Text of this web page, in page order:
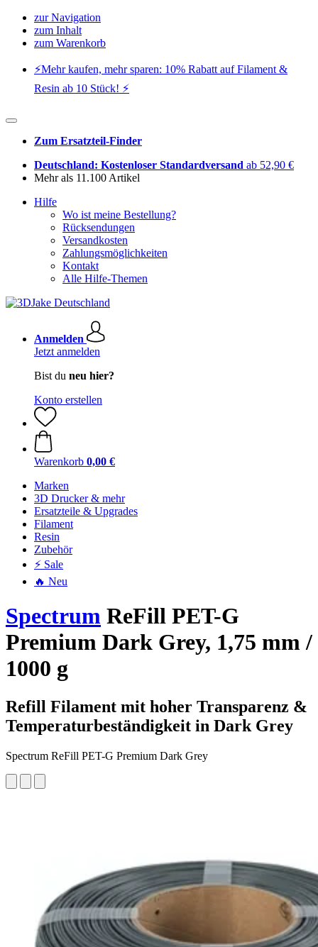
zur Navigation
zum Inhalt
zum Warenkorb
⚡️Mehr kaufen, mehr sparen: 10% Rabatt auf Filament &
Resin ab 10 Stück! ⚡️
Zum Ersatzteil-Finder
Deutschland: Kostenloser Standardversand ab 52,90 €
Mehr als 11.100 Artikel
Hilfe
Wo ist meine Bestellung?
Rücksendungen
Versandkosten
Zahlungsmöglichkeiten
Kontakt
Alle Hilfe-Themen
Anmelden
Jetzt anmelden
Bist du neu hier?
Konto erstellen
Warenkorb 0,00 €
Marken
3D Drucker & mehr
Ersatzteile & Upgrades
Filament
Resin
Zubehör
⚡ Sale
🔥 Neu
Spectrum ReFill PET-G
Premium Dark Grey, 1,75 mm /
1000 g
Refill Filament mit hoher Transparenz &
Temperaturbeständigkeit in Dark Grey
Spectrum ReFill PET-G Premium Dark Grey